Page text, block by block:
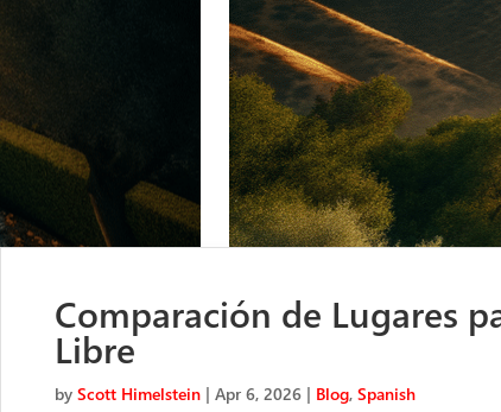
Comparación de Lugares
Libre
by Scott Himelstein | Apr 6, 2026 | Blog, Spanish